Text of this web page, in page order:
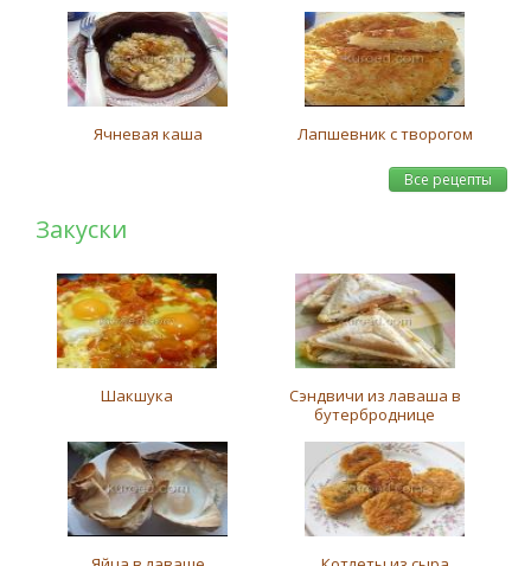
Ячневая каша Лапшевник с творогом
Все рецепты
Закуски
Шакшука
Сэндвичи из лаваша в
бутерброднице